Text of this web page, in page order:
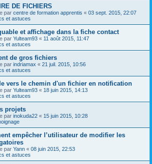
DE FICHIERS
par centre de formation apprentis « 03 sept. 2015, 22:07
et astuces
et affichage dans la fiche contact
par Yulteam93 « 11 août 2015, 11:47
et astuces
de gros fichiers
par indriamax « 21 juil. 2015, 10:56
et astuces
vers le chemin d'un fichier en notification
par Yulteam93 « 18 juin 2015, 14:13
et astuces
projets
par inokuda22 « 15 juin 2015, 10:28
empêcher l’utilisateur de modifier les
par Yann « 08 juin 2015, 22:53
et astuces